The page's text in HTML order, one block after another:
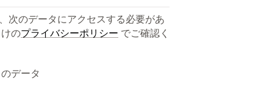
次のデータにアクセスする必要があ
のプライバシーポリシー でご確認く
データ